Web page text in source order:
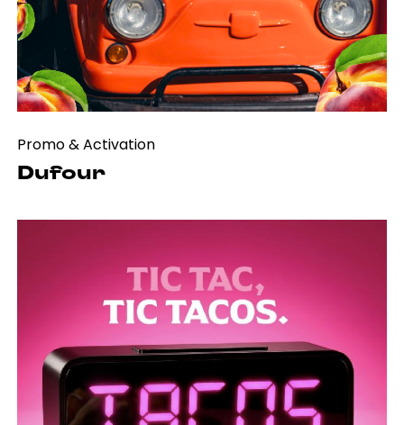
Promo & Activation
Dufour
automotive agricoltura beauty
cleaning
credito & finanza
family lifestyle
fashion
food & beverage
health care
home living
industria
no profit & sociale pharma
retail
servizi
software & IT turismo